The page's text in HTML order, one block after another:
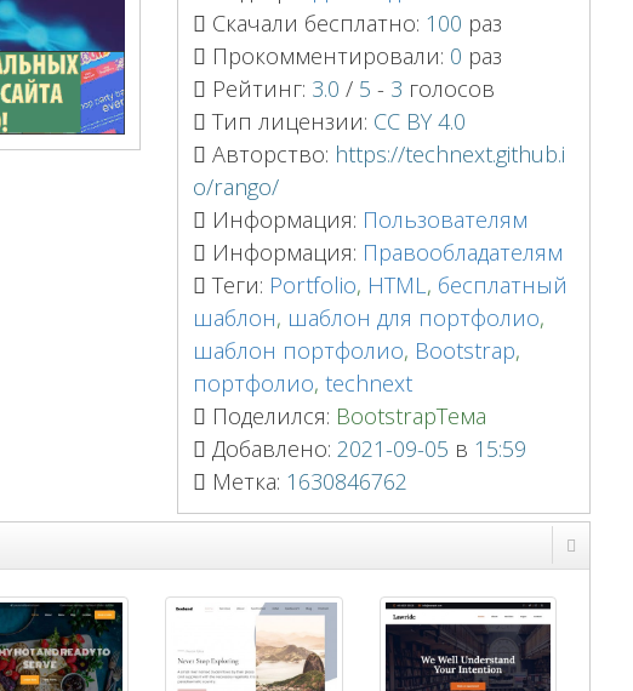
Скачали бесплатно: 100 раз
Прокомментировали: 0 раз
Рейтинг: 3.0 / 5 - 3 голосов
Тип лицензии: CC BY 4.0
Авторство: https://technext.github.i
o/rango/
Информация: Пользователям
Информация: Правообладателям
Теги: Portfolio, HTML, бесплатный
шаблон, шаблон для портфолио,
шаблон портфолио, Bootstrap,
портфолио, technext
Поделился: BootstrapТема
Добавлено: 2021-09-05 в 15:59
Метка: 1630846762